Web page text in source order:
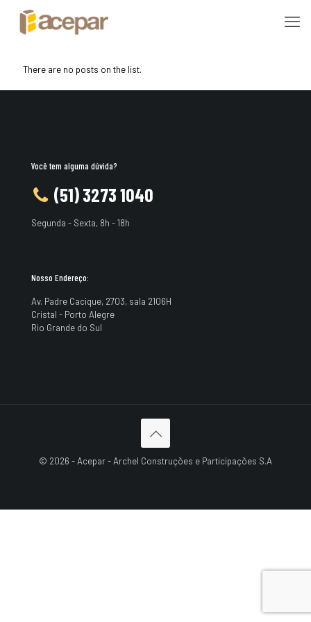
There are no posts on the list.
Você tem alguma dúvida?
(51) 3273 1040
Segunda - Sexta, 8h - 18h
Nosso Endereço:
Av. Padre Cacique, 2703, sala 2106H
Cristal - Porto Alegre
Rio Grande do Sul
© 2026 - Acepar - Archel Construções e Participações S.A